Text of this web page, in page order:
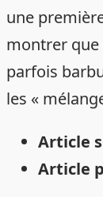
une
montrer que
parfois
les «
Article
Article